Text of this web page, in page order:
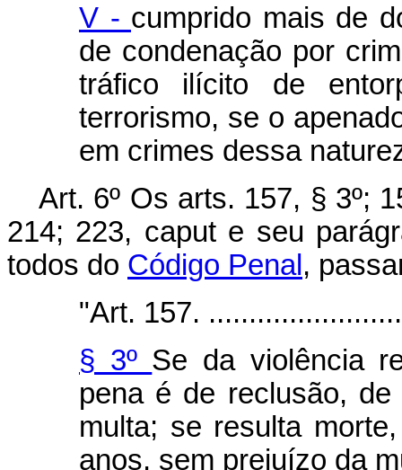
V - cumprido mais de
de condenação por
tráfico ilícito de
terrorismo, se o
em crimes dessa
Art. 6º Os arts. 157, § 3º;
214; 223, caput e seu
todos do Código Penal,
"Art. 157.
§ 3º Se da violência
pena é de reclusão,
multa; se resulta
anos, sem prejuízo da